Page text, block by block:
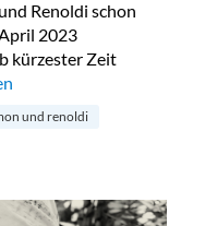
Renoldi schon
2023
kürzester Zeit
by Simon &
und renoldi